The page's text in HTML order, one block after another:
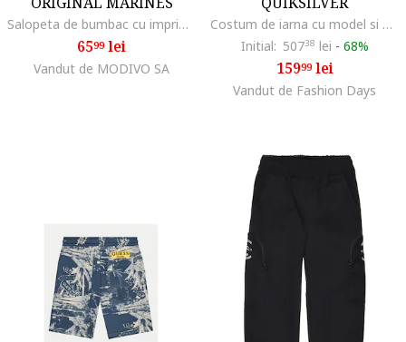
Salopeta de bumbac cu imprimeu grafic, Galben pai/Albastru deschis
6599lei
Vandut de MODIVO SA
Costum de iarna cu model si gluga, Kaki
Initial: 50738 lei - 68%
15999lei
Vandut de Fashion Days